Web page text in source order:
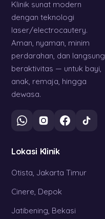
Klinik sunat modern
dengan teknologi
laser/electrocautery.
Aman, nyaman, minim
perdarahan, dan langsung
beraktivitas — untuk bayi,
anak, remaja, hingga
dewasa.
Lokasi Klinik
Otista, Jakarta Timur
Cinere, Depok
Jatibening, Bekasi